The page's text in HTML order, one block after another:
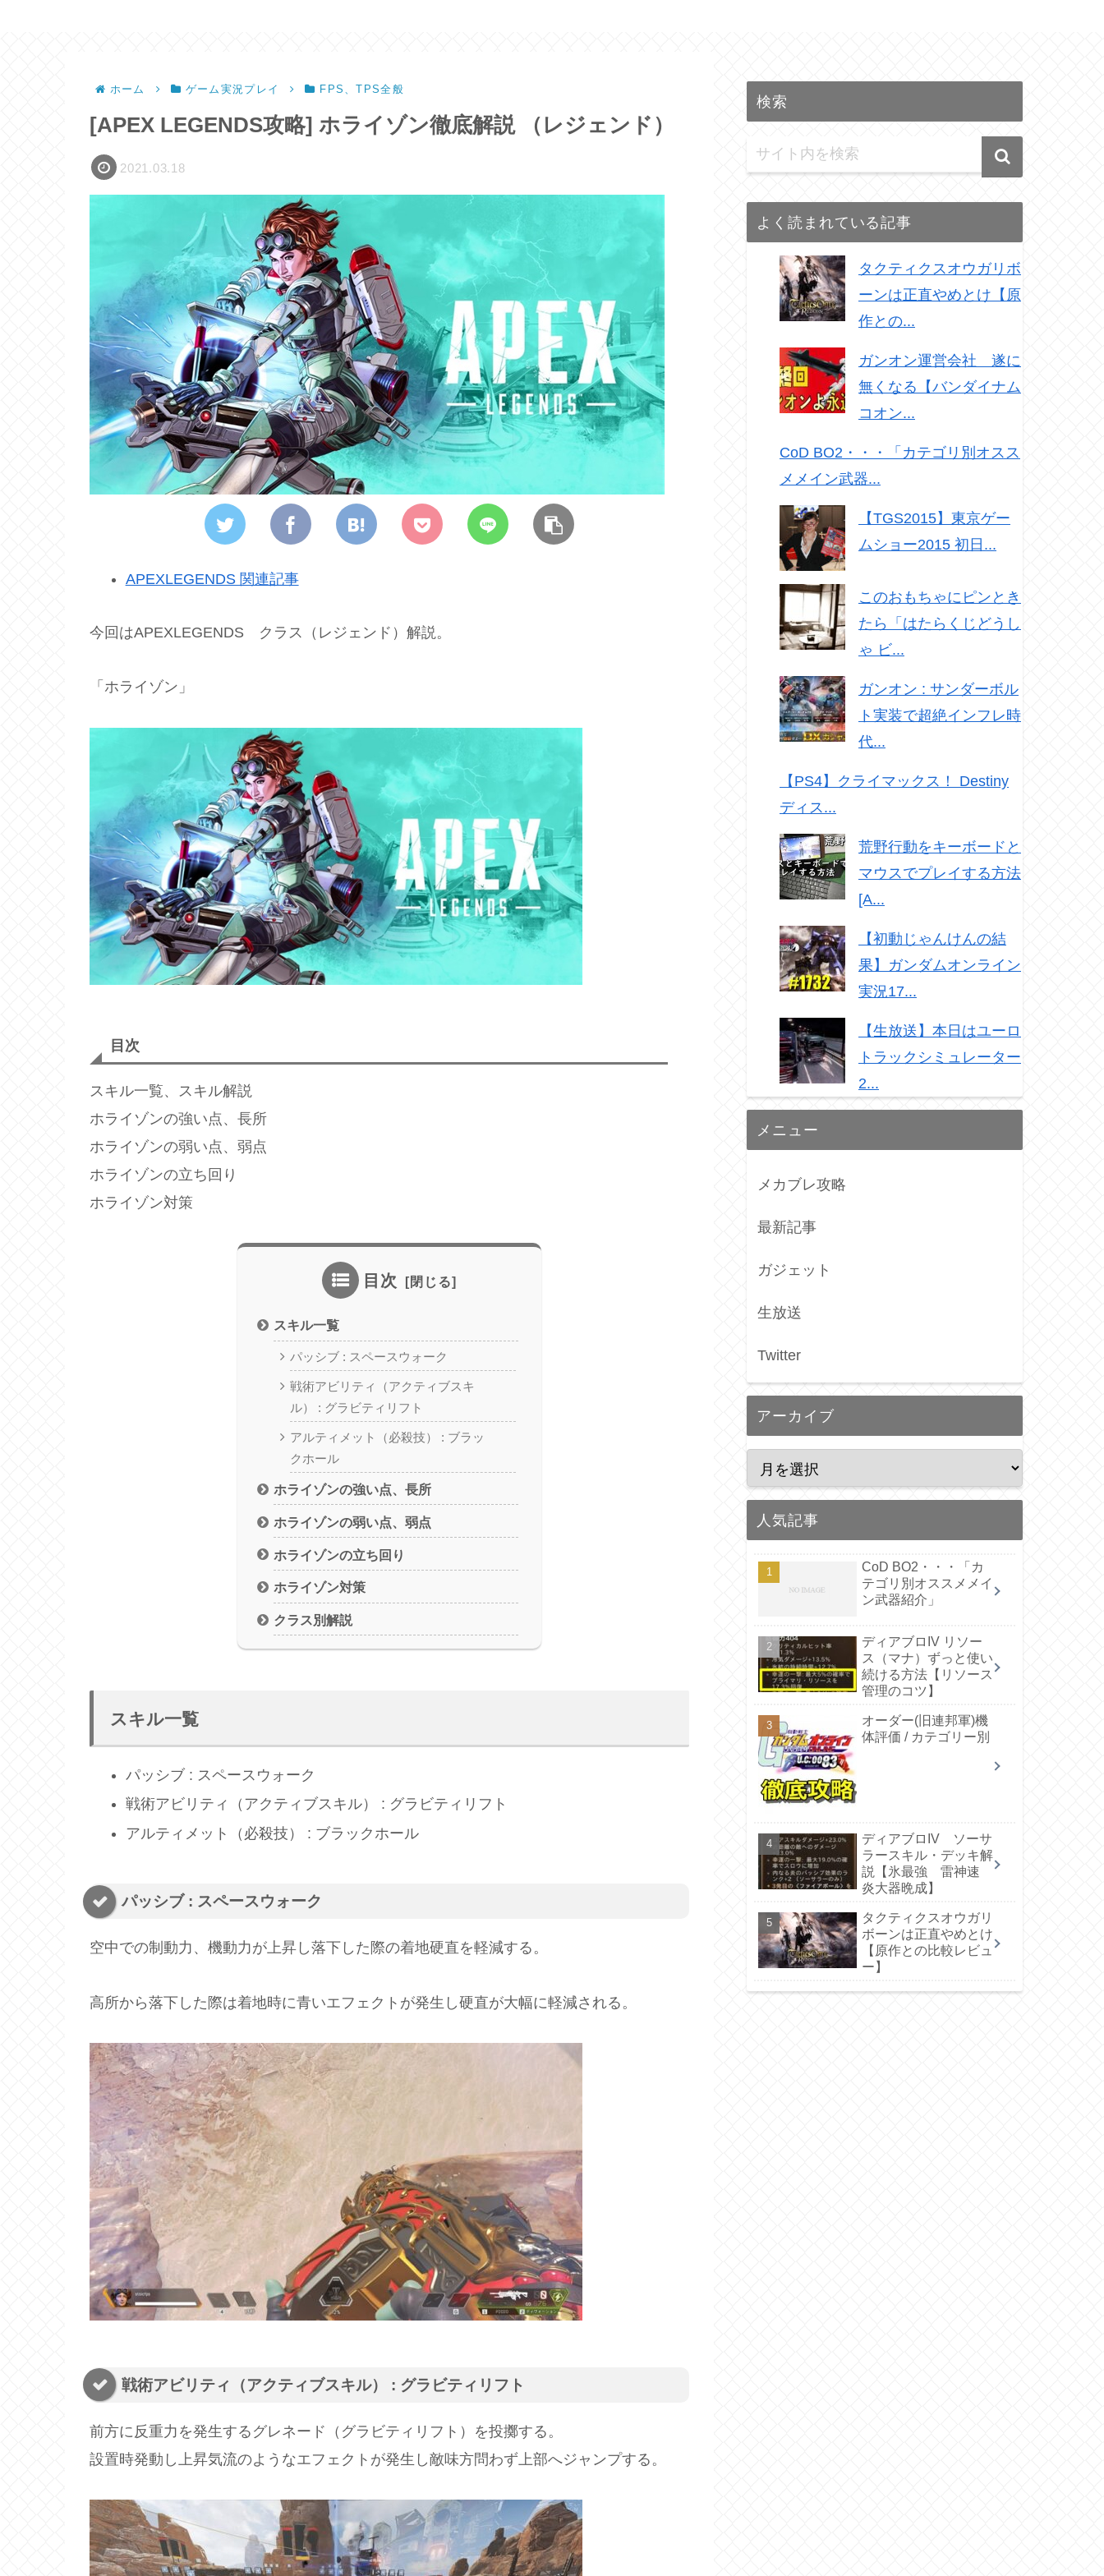
ホーム ゲーム実況プレイ FPS、TPS全般
[APEX LEGENDS攻略] ホライゾン徹底解説 （レジェンド）
2021.03.18
APEXLEGENDS 関連記事
今回はAPEXLEGENDS クラス（レジェンド）解説。
「ホライゾン」
目次
スキル一覧、スキル解説
ホライゾンの強い点、長所
ホライゾンの弱い点、弱点
ホライゾンの立ち回り
ホライゾン対策
目次
スキル一覧
パッシブ : スペースウォーク
戦術アビリティ（アクティブスキ
ル） : グラビティリフト
アルティメット（必殺技） : ブラッ
クホール
ホライゾンの強い点、長所
ホライゾンの弱い点、弱点
ホライゾンの立ち回り
ホライゾン対策
クラス別解説
スキル一覧
パッシブ : スペースウォーク
戦術アビリティ（アクティブスキル） : グラビティリフト
アルティメット（必殺技） : ブラックホール
パッシブ : スペースウォーク
空中での制動力、機動力が上昇し落下した際の着地硬直を軽減する。
高所から落下した際は着地時に青いエフェクトが発生し硬直が大幅に軽減される。
戦術アビリティ（アクティブスキル） : グラビティリフト
前方に反重力を発生するグレネード（グラビティリフト）を投擲する。
設置時発動し上昇気流のようなエフェクトが発生し敵味方問わず上部へジャンプする。
検索
よく読まれている記事
タクティクスオウガリボ
ーンは正直やめとけ【原
作との...
ガンオン運営会社 遂に
無くなる【バンダイナム
コオン...
CoD BO2・・・「カテゴリ別オスス
メメイン武器...
【TGS2015】東京ゲー
ムショー2015 初日...
このおもちゃにピンとき
たら「はたらくじどうし
ゃ ビ...
ガンオン : サンダーボル
ト実装で超絶インフレ時
代...
【PS4】クライマックス！ Destiny
ディス...
荒野行動をキーボードと
マウスでプレイする方法
[A...
【初動じゃんけんの結
果】ガンダムオンライン
実況17...
【生放送】本日はユーロ
トラックシミュレーター
2...
メニュー
メカブレ攻略
最新記事
ガジェット
生放送
Twitter
アーカイブ
人気記事
CoD BO2・・・「カ
テゴリ別オススメメイ
ン武器紹介」
ディアブロIV リソー
ス（マナ）ずっと使い
続ける方法【リソース
管理のコツ】
オーダー(旧連邦軍)機
体評価 / カテゴリー別
ディアブロIV ソーサ
ラースキル・デッキ解
説【氷最強 雷神速
炎大器晩成】
タクティクスオウガリ
ボーンは正直やめとけ
【原作との比較レビュ
ー】